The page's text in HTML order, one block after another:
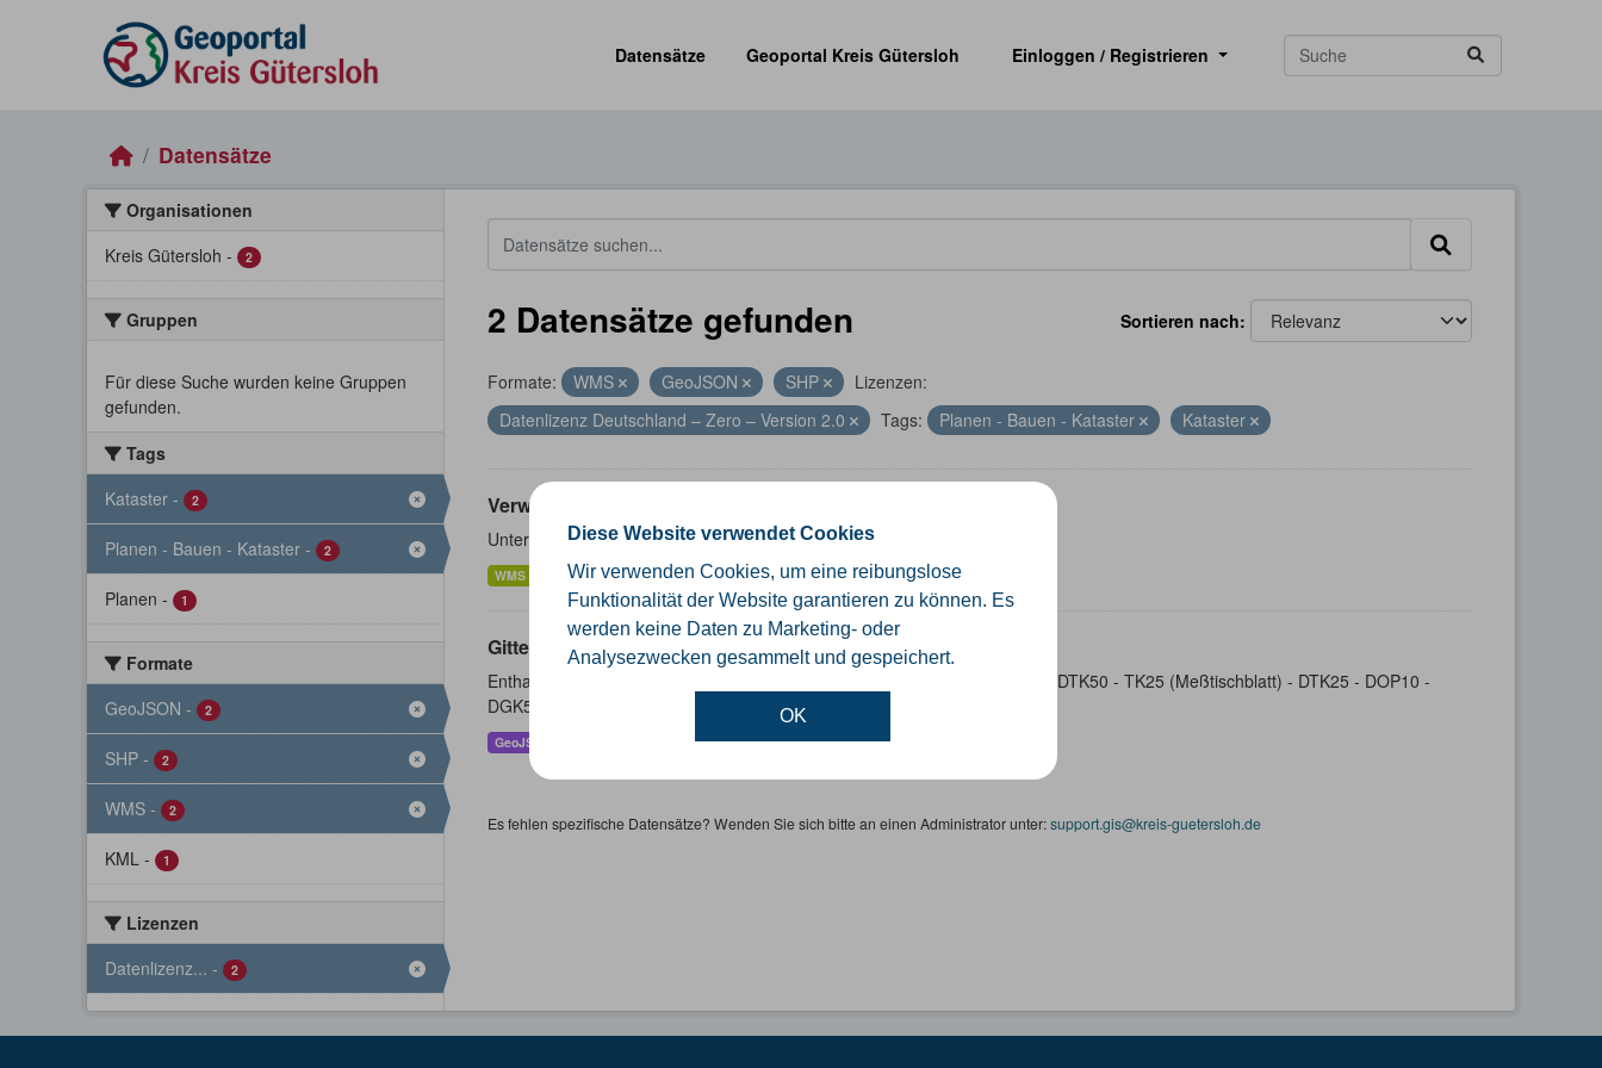
Diese Website verwendet Cookies
Wir verwenden Cookies, um eine reibungslose
Funktionalität der Website garantieren zu können. Es
werden keine Daten zu Marketing- oder
Analysezwecken gesammelt und gespeichert.
OK
Datensätze
Geoportal Kreis Gütersloh Einloggen / Registrieren
Datensätze
Organisationen
Kreis Gütersloh - 2
Gruppen
Für diese Suche wurden keine Gruppen
gefunden.
Tags
Kataster - 2
Planen - Bauen - Kataster - 2
Planen - 1
Formate
GeoJSON - 2
SHP - 2
WMS - 2
KML - 1
Lizenzen
Datenlizenz... - 2
Sortieren nach
2 Datensätze gefunden
Formate: WMS GeoJSON SHP
Lizenzen:
Datenlizenz Deutschland – Zero – Version 2.0
Tags: Planen - Bauen - Kataster Kataster
Verwaltungsgrenzen
Unterschiedliche Ebenen der Verwaltungsgrenzen im Kreis Gütersloh
WMS SHP GeoJSON KML
Gitternetze
Enthalten sind die Gitternetze/ Blattschnitte folgender Produkte: - DTK100 - DTK50 - TK25 (Meßtischblatt) - DTK25 - DOP10 -
DGK5 Höhenfolie - DGK5 (GK3) - Kilometerquadrat (GK3)...
GeoJSON
Es fehlen spezifische Datensätze? Wenden Sie sich bitte an einen Administrator unter:support.gis@kreis-guetersloh.de